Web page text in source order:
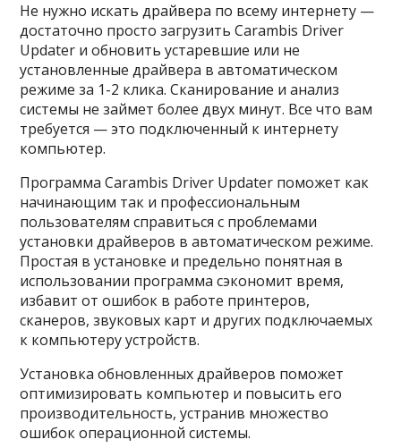
Не нужно искать драйвера по всему интернету —
достаточно просто загрузить Carambis Driver
Updater и обновить устаревшие или не
установленные драйвера в автоматическом
режиме за 1-2 клика. Сканирование и анализ
системы не займет более двух минут. Все что вам
требуется — это подключенный к интернету
компьютер.
Программа Carambis Driver Updater поможет как
начинающим так и профессиональным
пользователям справиться с проблемами
установки драйверов в автоматическом режиме.
Простая в установке и предельно понятная в
использовании программа сэкономит время,
избавит от ошибок в работе принтеров,
сканеров, звуковых карт и других подключаемых
к компьютеру устройств.
Установка обновленных драйверов поможет
оптимизировать компьютер и повысить его
производительность, устранив множество
ошибок операционной системы.